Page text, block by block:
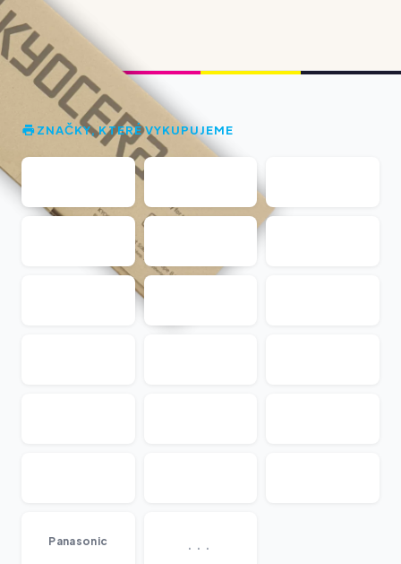
ZNAČKY, KTERÉ VYKUPUJEME
Panasonic ...